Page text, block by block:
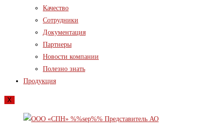
Качество
Сотрудники
Документация
Партнеры
Новости компании
Полезно знать
Продукция
X